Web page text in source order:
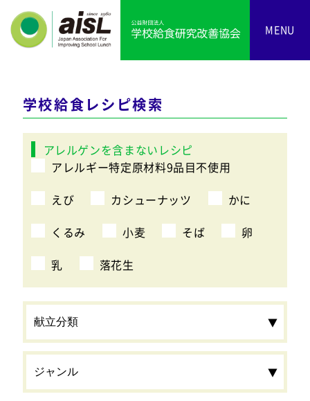
MENU
学校給食レシピ検索
アレルゲンを含まないレシピ
アレルギー特定原材料9品目不使用
えび
カシューナッツ
かに
くるみ
小麦 そば
卵
乳
落花生